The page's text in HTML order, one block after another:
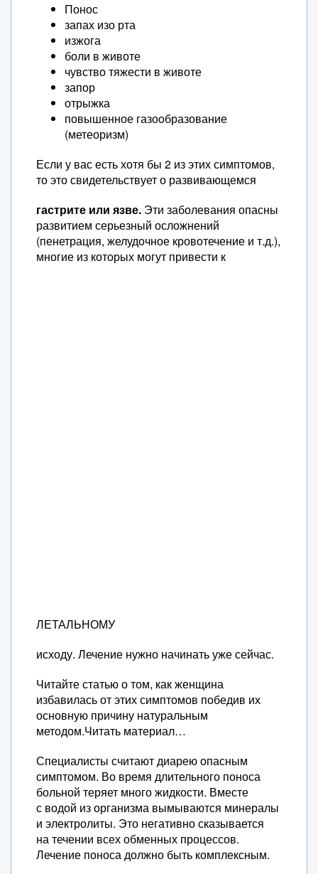
Понос
запах изо рта
изжога
боли в животе
чувство тяжести в животе
запор
отрыжка
повышенное газообразование
(метеоризм)
Если у вас есть хотя бы 2 из этих симптомов,
то это свидетельствует о развивающемся
гастрите или язве. Эти заболевания опасны
развитием серьезный осложнений
(пенетрация, желудочное кровотечение и т.д.),
многие из которых могут привести к
ЛЕТАЛЬНОМУ
исходу. Лечение нужно начинать уже сейчас.
Читайте статью о том, как женщина
избавилась от этих симптомов победив их
основную причину натуральным
методом.Читать материал…
Специалисты считают диарею опасным
симптомом. Во время длительного поноса
больной теряет много жидкости. Вместе
с водой из организма вымываются минералы
и электролиты. Это негативно сказывается
на течении всех обменных процессов.
Лечение поноса должно быть комплексным.